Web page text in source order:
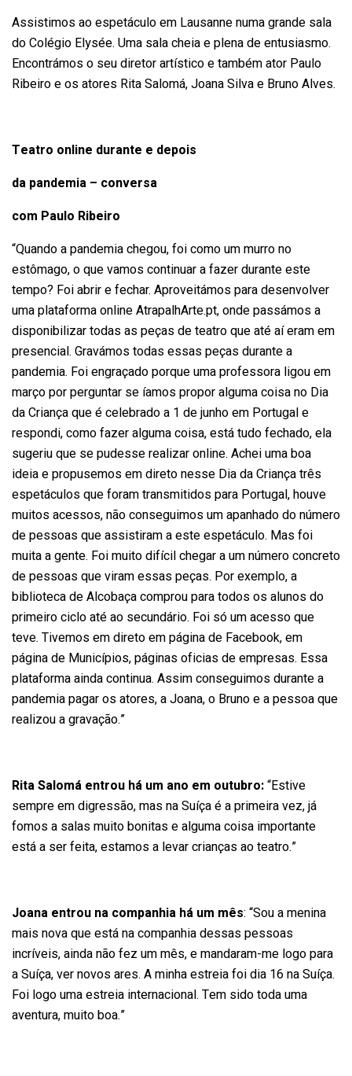
Assistimos ao espetáculo em Lausanne numa grande sala
do Colégio Elysée. Uma sala cheia e plena de entusiasmo.
Encontrámos o seu diretor artístico e também ator Paulo
Ribeiro e os atores Rita Salomá, Joana Silva e Bruno Alves.
Teatro online durante e depois
da pandemia – conversa
com Paulo Ribeiro
“Quando a pandemia chegou, foi como um murro no
estômago, o que vamos continuar a fazer durante este
tempo? Foi abrir e fechar. Aproveitámos para desenvolver
uma plataforma online AtrapalhArte.pt, onde passámos a
disponibilizar todas as peças de teatro que até aí eram em
presencial. Gravámos todas essas peças durante a
pandemia. Foi engraçado porque uma professora ligou em
março por perguntar se íamos propor alguma coisa no Dia
da Criança que é celebrado a 1 de junho em Portugal e
respondi, como fazer alguma coisa, está tudo fechado, ela
sugeriu que se pudesse realizar online. Achei uma boa
ideia e propusemos em direto nesse Dia da Criança três
espetáculos que foram transmitidos para Portugal, houve
muitos acessos, não conseguimos um apanhado do número
de pessoas que assistiram a este espetáculo. Mas foi
muita a gente. Foi muito difícil chegar a um número concreto
de pessoas que viram essas peças. Por exemplo, a
biblioteca de Alcobaça comprou para todos os alunos do
primeiro ciclo até ao secundário. Foi só um acesso que
teve. Tivemos em direto em página de Facebook, em
página de Municípios, páginas oficias de empresas. Essa
plataforma ainda continua. Assim conseguimos durante a
pandemia pagar os atores, a Joana, o Bruno e a pessoa que
realizou a gravação.”
Rita Salomá entrou há um ano em outubro:“Estive
sempre em digressão, mas na Suíça é a primeira vez, já
fomos a salas muito bonitas e alguma coisa importante
está a ser feita, estamos a levar crianças ao teatro.”
Joana entrou na companhia há um mês: “Sou a menina
mais nova que está na companhia dessas pessoas
incríveis, ainda não fez um mês, e mandaram-me logo para
a Suíça, ver novos ares. A minha estreia foi dia 16 na Suíça.
Foi logo uma estreia internacional. Tem sido toda uma
aventura, muito boa.”